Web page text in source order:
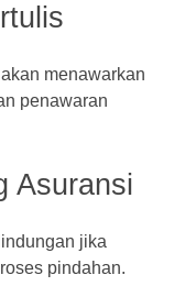
menawarkan
penawaran
Asuransi
jika
pindahan.